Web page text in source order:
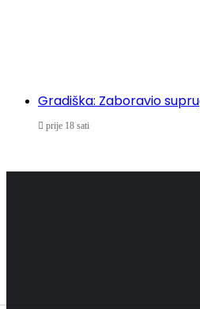
Gradiška: Zaboravio
prije 18 sati